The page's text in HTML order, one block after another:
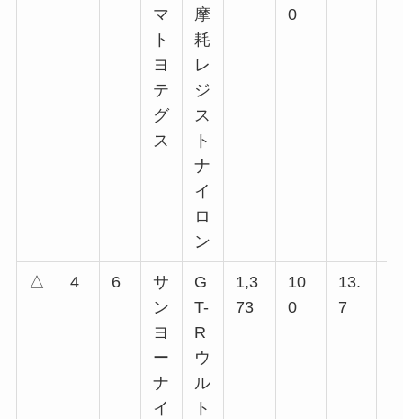
マ
ト
ヨ
テ
グ
ス
摩
耗
レ
ジ
ス
ト
ナ
イ
ロ
ン
0
△ 4 6
サ
ン
ヨ
ー
ナ
イ
G
T-
R
ウ
ル
ト
1,3
73
10
0
13.
7